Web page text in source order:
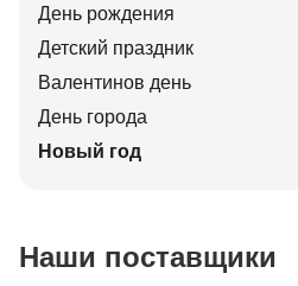
День рождения
Детский праздник
Валентинов день
День города
Новый год
Наши поставщики